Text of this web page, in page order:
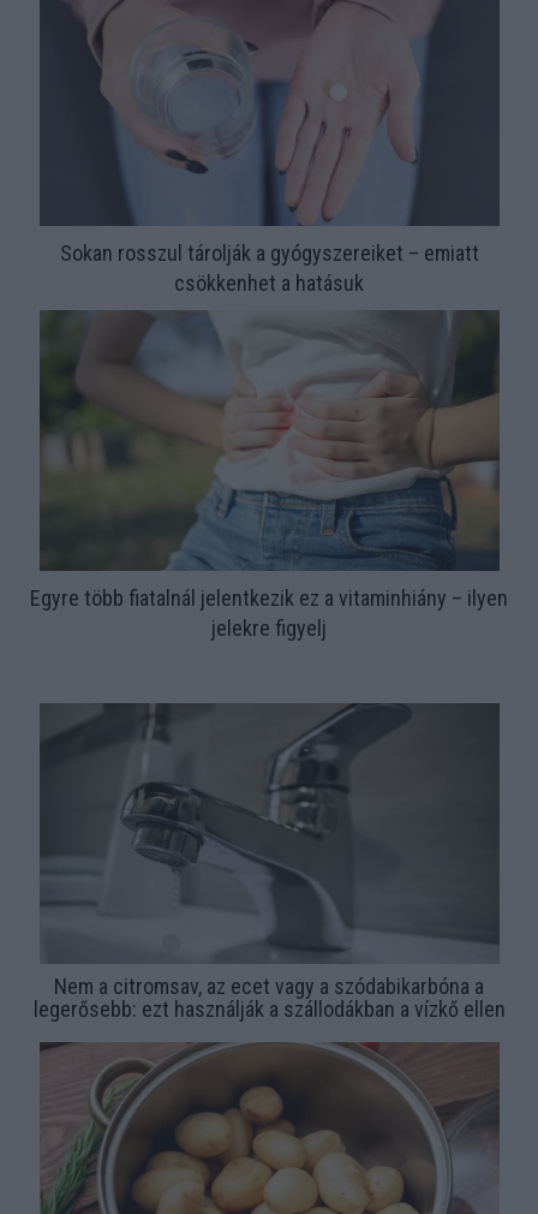
Sokan rosszul tárolják a gyógyszereiket – emiatt
csökkenhet a hatásuk
Egyre több fiatalnál jelentkezik ez a vitaminhiány – ilyen
jelekre figyelj
Nem a citromsav, az ecet vagy a szódabikarbóna a
legerősebb: ezt használják a szállodákban a vízkő ellen